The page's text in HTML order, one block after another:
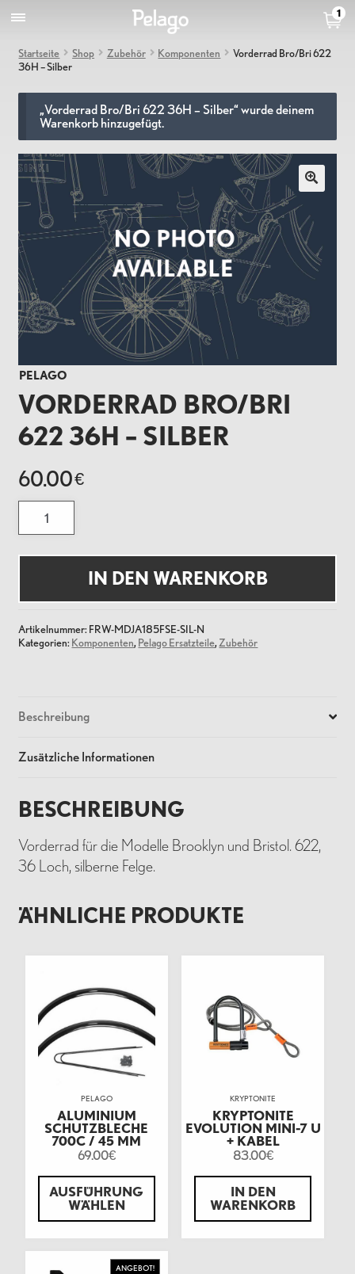
1
Startseite Shop Zubehör Komponenten
Vorderrad Bro/Bri 622
36H – Silber
„Vorderrad Bro/Bri 622 36H – Silber“ wurde deinem
Warenkorb hinzugefügt.
PELAGO
VORDERRAD BRO/BRI
622 36H – SILBER
60.00€
Vorderrad
Bro/Bri
622
-
IN DEN WARENKORB
Artikelnummer: FRW-MDJA185FSE-SIL-N
Kategorien: Komponenten, Pelago Ersatzteile, Zubehör
Beschreibung
Zusätzliche Informationen
BESCHREIBUNG
Vorderrad für die Modelle Brooklyn und Bristol. 622,
36 Loch, silberne Felge.
ÄHNLICHE PRODUKTE
PELAGO
ALUMINIUM
SCHUTZBLECHE
700C / 45 MM
69.00€
AUSFÜHRUNG
WÄHLEN
KRYPTONITE
KRYPTONITE
EVOLUTION MINI-7 U
+ KABEL
83.00€
IN DEN
WARENKORB
ANGEBOT!